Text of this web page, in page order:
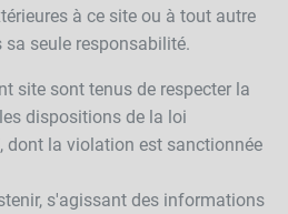
à ce site ou à tout autre
seule responsabilité.
site sont tenus de respecter la
dispositions de la loi
dont la violation est sanctionnée
s'agissant des informations